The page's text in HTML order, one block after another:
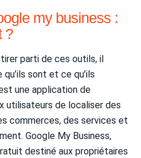
my business :
?
parti de ces outils, il
sont et ce qu’ils
une application de
utilisateurs de localiser des
commerces, des services et
Google My Business,
destiné aux propriétaires